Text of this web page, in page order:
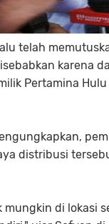
telah
karena
Pertamina Hulu
distribusi
di lokasi